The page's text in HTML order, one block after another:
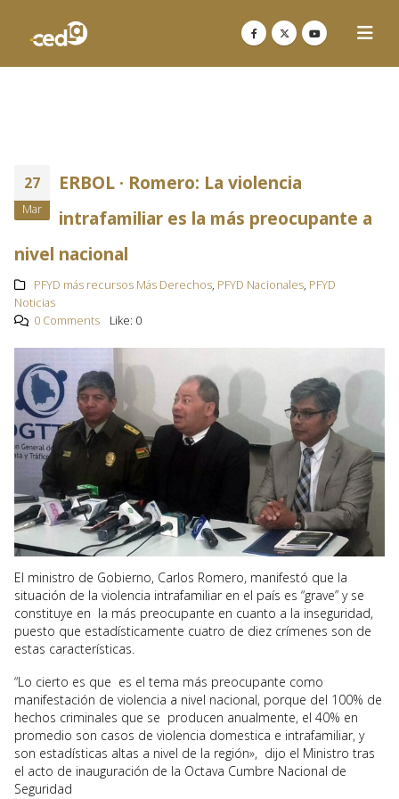
27
Mar
ERBOL · Romero: La violencia
intrafamiliar es la más preocupante a
nivel nacional
PFYD más recursos Más Derechos, PFYD Nacionales, PFYD
Noticias
0 Comments
Like: 0
El ministro de Gobierno, Carlos Romero, manifestó que la
situación de la violencia intrafamiliar en el país es “grave” y se
constituye en la más preocupante en cuanto a la inseguridad,
puesto que estadísticamente cuatro de diez crímenes son de
estas características.
“Lo cierto es que es el tema más preocupante como
manifestación de violencia a nivel nacional, porque del 100% de
hechos criminales que se producen anualmente, el 40% en
promedio son casos de violencia domestica e intrafamiliar, y
son estadísticas altas a nivel de la región», dijo el Ministro tras
el acto de inauguración de la Octava Cumbre Nacional de
Seguridad